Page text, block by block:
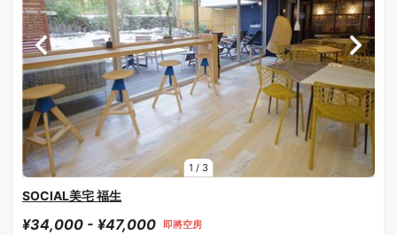
1 / 3
SOCIAL美宅 福生
¥34,000 - ¥47,000 即將空房